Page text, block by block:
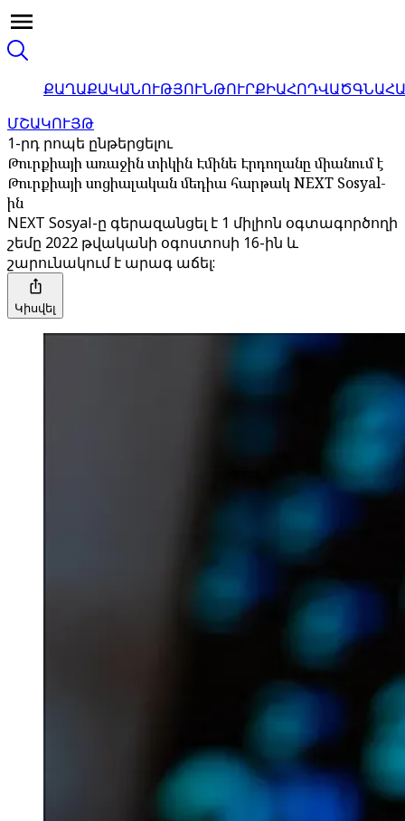
ՔԱՂԱՔԱԿԱՆՈՒԹՅՈՒՆԹՈՒՐՔԻԱՀՈԴՎԱԾ
ՄՇԱԿՈՒՅԹ
1-րդ րոպե ընթերցելու
Թուրքիայի առաջին տիկին Էմինե Էրդողանը միանում է
Թուրքիայի սոցիալական մեդիա հարթակ NEXT Sosyal-
ին
NEXT Sosyal-ը գերազանցել է 1 միլիոն օգտագործողի
շեմը 2022 թվականի օգոստոսի 16-ին և
շարունակում է արագ աճել:
Կիսվել